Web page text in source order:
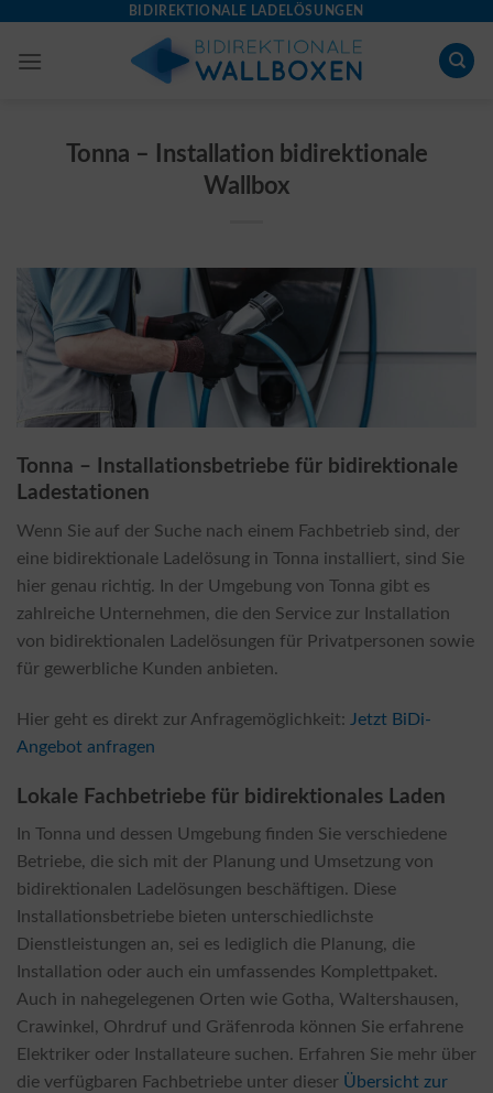
content
BIDIREKTIONALE LADELÖSUNGEN
Tonna – Installation bidirektionale
Wallbox
Tonna – Installationsbetriebe für bidirektionale
Ladestationen
Wenn Sie auf der Suche nach einem Fachbetrieb sind, der
eine bidirektionale Ladelösung in Tonna installiert, sind Sie
hier genau richtig. In der Umgebung von Tonna gibt es
zahlreiche Unternehmen, die den Service zur Installation
von bidirektionalen Ladelösungen für Privatpersonen sowie
für gewerbliche Kunden anbieten.
Hier geht es direkt zur Anfragemöglichkeit: Jetzt BiDi-
Angebot anfragen
Lokale Fachbetriebe für bidirektionales Laden
In Tonna und dessen Umgebung finden Sie verschiedene
Betriebe, die sich mit der Planung und Umsetzung von
bidirektionalen Ladelösungen beschäftigen. Diese
Installationsbetriebe bieten unterschiedlichste
Dienstleistungen an, sei es lediglich die Planung, die
Installation oder auch ein umfassendes Komplettpaket.
Auch in nahegelegenen Orten wie Gotha, Waltershausen,
Crawinkel, Ohrdruf und Gräfenroda können Sie erfahrene
Elektriker oder Installateure suchen. Erfahren Sie mehr über
die verfügbaren Fachbetriebe unter dieser Übersicht zur